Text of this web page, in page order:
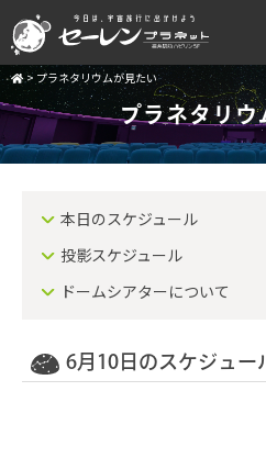
> プラネタリウムが見たい
プラネタリウ
本日のスケジュール
投影スケジュール
ドームシアターについて
6月10日のスケジュー